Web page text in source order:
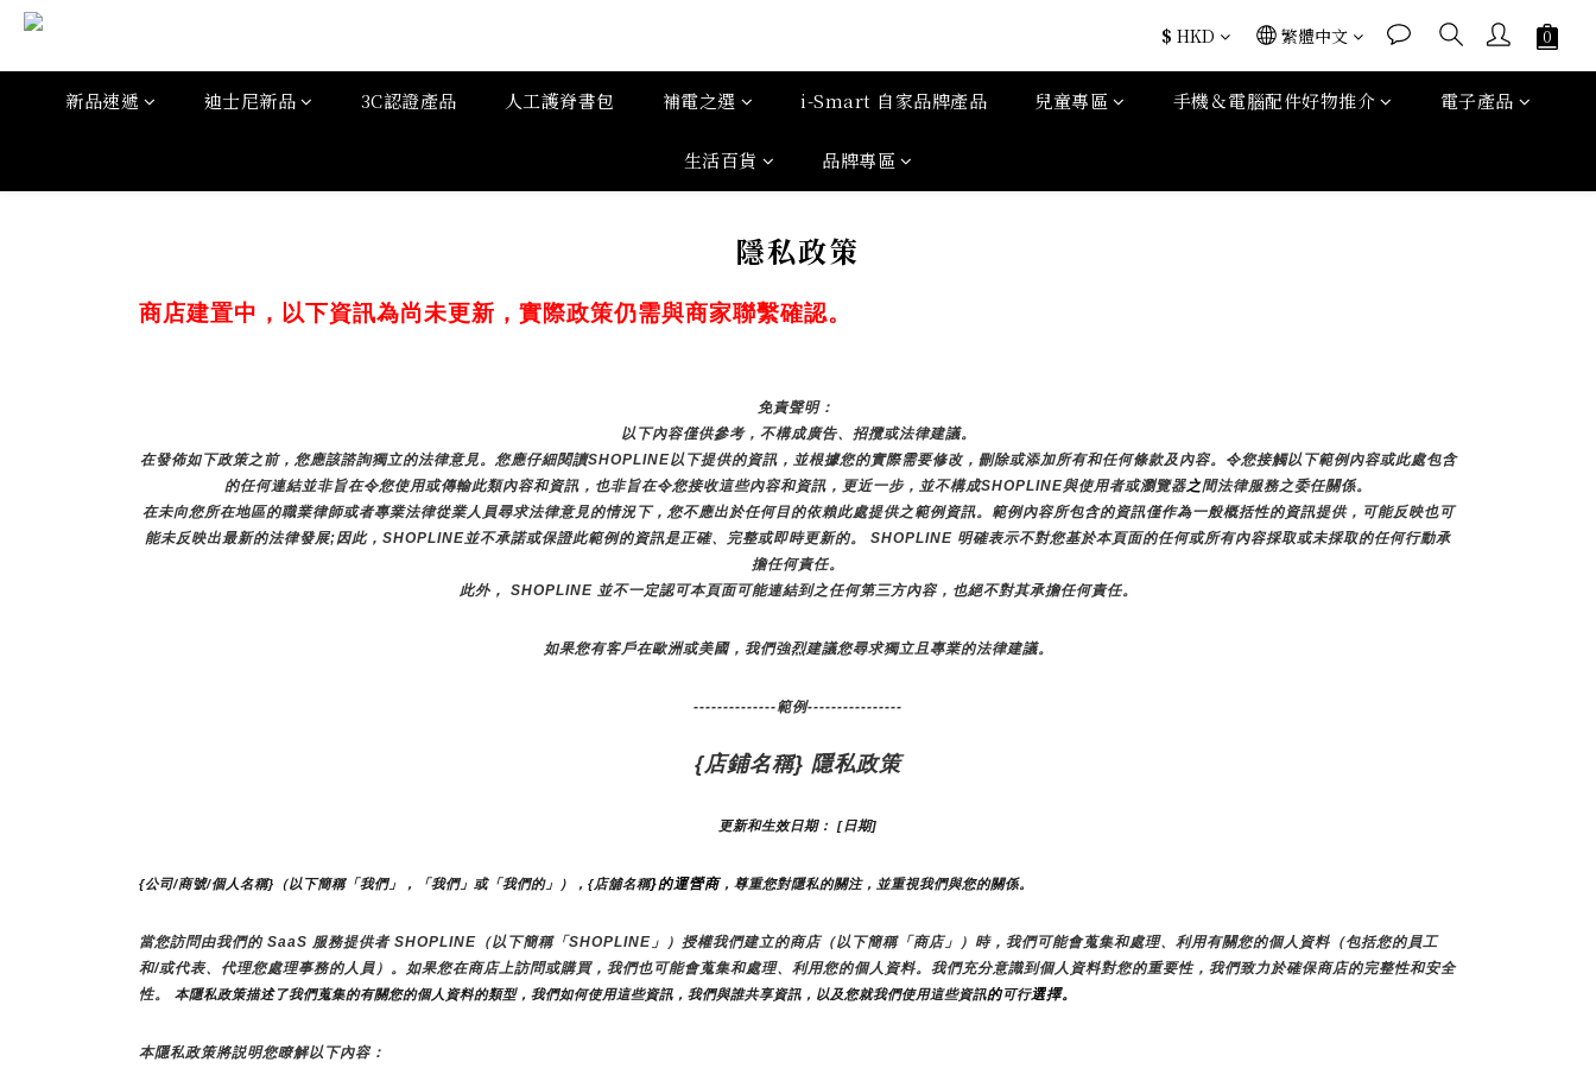
$ HKD 繁體中文
新品速遞 迪士尼新品 3C認證產品 人工護脊書包 補電之選 i-Smart 自家品牌產品 兒童專區 手機＆電腦配件好物推介 電子產品
生活百貨 品牌專區
隱私政策
商店建置中，以下資訊為尚未更新，實際政策仍需與商家聯繫確認。
免責聲明：
以下內容僅供參考，不構成廣告、招攬或法律建議。
在發佈如下政策之前，您應該諮詢獨立的法律意見。您應仔細閱讀SHOPLINE以下提供的資訊，並根據您的實際需要修改，刪除或添加所有和任何條款及內容。令您接觸以下範例內容或此處包含
的任何連結並非旨在令您使用或傳輸此類內容和資訊，也非旨在令您接收這些內容和資訊，更近一步，並不構成SHOPLINE與使用者或瀏覽器之間法律服務之委任關係。
在未向您所在地區的職業律師或者專業法律從業人員尋求法律意見的情況下，您不應出於任何目的依賴此處提供之範例資訊。範例內容所包含的資訊僅作為一般概括性的資訊提供，可能反映也可
能未反映出最新的法律發展;因此，SHOPLINE並不承諾或保證此範例的資訊是正確、完整或即時更新的。 SHOPLINE 明確表示不對您基於本頁面的任何或所有內容採取或未採取的任何行動承
擔任何責任。
此外， SHOPLINE 並不一定認可本頁面可能連結到之任何第三方內容，也絕不對其承擔任何責任。
如果您有客戶在歐洲或美國，我們強烈建議您尋求獨立且專業的法律建議。
--------------範例----------------
{店鋪名稱} 隱私政策
更新和生效日期： [日期]
{公司/商號/個人名稱}（以下簡稱「我們」，「我們」或「我們的」），{店舖名稱}的運營商，尊重您對隱私的關注，並重視我們與您的關係。
當您訪問由我們的 SaaS 服務提供者 SHOPLINE（以下簡稱「SHOPLINE」）授權我們建立的商店（以下簡稱「商店」）時，我們可能會蒐集和處理、利用有關您的個人資料（包括您的員工
和/或代表、代理您處理事務的人員）。如果您在商店上訪問或購買，我們也可能會蒐集和處理、利用您的個人資料。我們充分意識到個人資料對您的重要性，我們致力於確保商店的完整性和安全
性。
本隱私政策描述了我們蒐集的有關您的個人資料的類型，我們如何使用這些資訊，我們與誰共享資訊，以及您就我們使用這些資訊的可行選擇。
本隱私政策將説明您瞭解以下內容：